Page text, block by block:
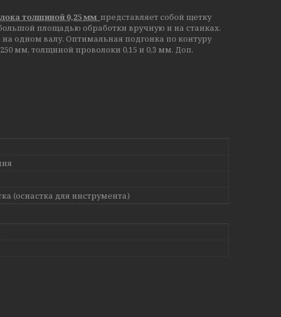
толщиной 0,25 мм представляет собой щетку
площадью обработки вручную и на станках.
одном валу. Оптимальная подгонка по контуру
мм, толщиной проволоки 0,15 и 0,3 мм. Доп.
(оснастка для инструмента)